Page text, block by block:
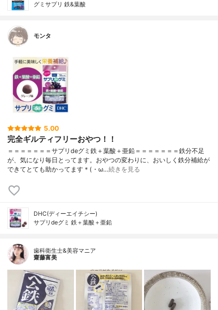
グミサプリ 鉄&葉酸
モンタ
5.00
完全ギルティフリーおやつ！！
＝＝＝＝＝＝＝サプリdeグミ鉄＋葉酸＋亜鉛＝＝＝＝＝＝＝鉄分不足
が、気になり毎日とってます。おやつの変わりに、おいしく鉄分補給が
できてとても助かってます＊(・ω…続きを見る
DHC(ディーエイチシー)
サプリdeグミ 鉄＋葉酸＋亜鉛
歯科衛生士&美容マニア
齋藤富美